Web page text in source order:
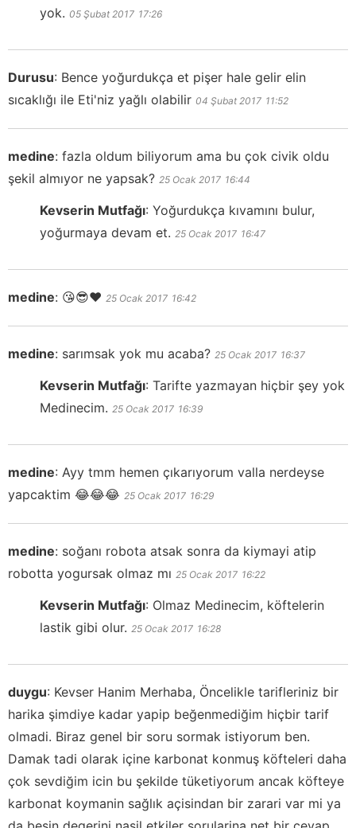
yok. 05 Şubat 2017 17:26
Durusu: Bence yoğurdukça et pişer hale gelir elin
sıcaklığı ile Eti'niz yağlı olabilir 04 Şubat 2017 11:52
medine: fazla oldum biliyorum ama bu çok civik oldu
şekil almıyor ne yapsak? 25 Ocak 2017 16:44
Kevserin Mutfağı: Yoğurdukça kıvamını bulur,
yoğurmaya devam et. 25 Ocak 2017 16:47
medine: 😘😎❤ 25 Ocak 2017 16:42
medine: sarımsak yok mu acaba? 25 Ocak 2017 16:37
Kevserin Mutfağı: Tarifte yazmayan hiçbir şey yok
Medinecim. 25 Ocak 2017 16:39
medine: Ayy tmm hemen çıkarıyorum valla nerdeyse
yapcaktim 😂😂😂 25 Ocak 2017 16:29
medine: soğanı robota atsak sonra da kiymayi atip
robotta yogursak olmaz mı 25 Ocak 2017 16:22
Kevserin Mutfağı: Olmaz Medinecim, köftelerin
lastik gibi olur. 25 Ocak 2017 16:28
duygu: Kevser Hanim Merhaba, Öncelikle tarifleriniz bir
harika şimdiye kadar yapip beğenmediğim hiçbir tarif
olmadi. Biraz genel bir soru sormak istiyorum ben.
Damak tadi olarak içine karbonat konmuş köfteleri daha
çok sevdiğim icin bu şekilde tüketiyorum ancak köfteye
karbonat koymanin sağlık açisindan bir zarari var mi ya